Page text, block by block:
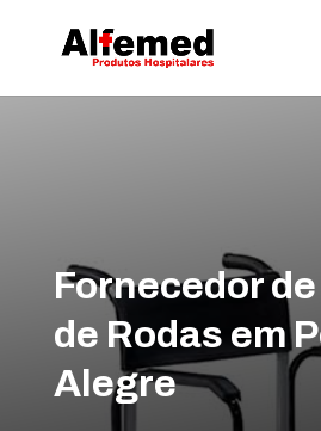
Fornecedor
de Rodas em
Alegre